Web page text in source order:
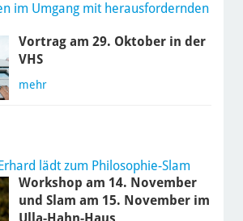
im Umgang mit herausfordernden
Vortrag am 29. Oktober in der
VHS
mehr
lädt zum Philosophie-Slam
Workshop am 14. November
und Slam am 15. November im